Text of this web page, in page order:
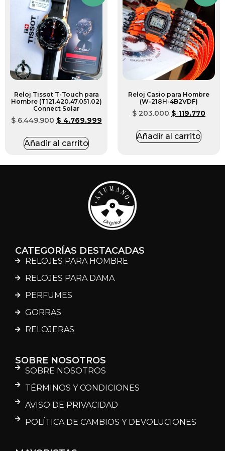
Reloj Tissot T-Touch para
Hombre (T121.420.47.051.02)
Connect Solar
$6.449.900 $ 4.769.999
Añadir al carrito
Reloj Casio para Hombre
(W-218H-4B2VDF)
$203.000 $ 119.770
Añadir al carrito
CATEGORÍAS DESTACADAS
RELOJES PARA HOMBRE
RELOJES PARA DAMA
PERFUMES
GORRAS
RELOJERAS
SOBRE NOSOTROS
SOBRE NOSOTROS
TÉRMINOS Y CONDICIONES
AVISO DE PRIVACIDAD
POLÍTICA DE CAMBIOS Y DEVOLUCIONES